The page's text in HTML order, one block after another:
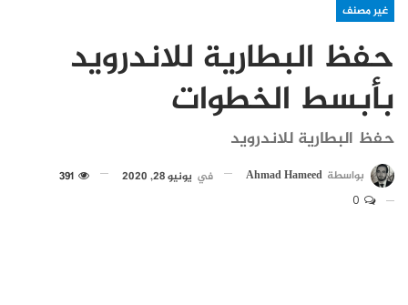
غير مصنف
حفظ البطارية للاندرويد
بأبسط الخطوات
حفظ البطارية للاندرويد
بواسطة Ahmad Hameed في يونيو 28, 2020